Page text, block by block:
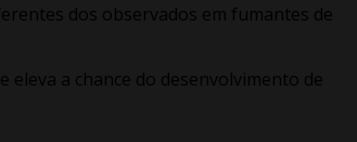
dos observados em fumantes de
a chance do desenvolvimento de